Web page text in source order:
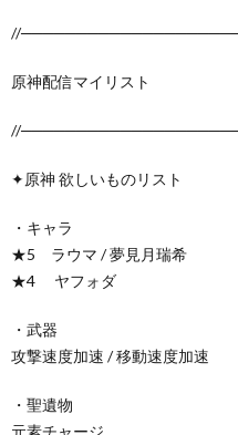
//
原神配信マイリスト
//
✦原神 欲しいものリスト
・キャラ
★5 ラウマ / 夢見月瑞希
★4 ヤフォダ
・武器
攻撃速度加速 / 移動速度加速
・聖遺物
元素チャージ